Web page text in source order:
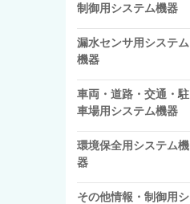
制御用システム機器
漏水センサ用システム
機器
車両・道路・交通・駐
車場用システム機器
環境保全用システム機
器
その他情報・制御用シ